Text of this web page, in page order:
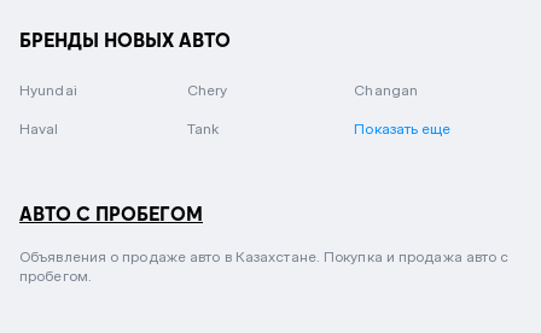
БРЕНДЫ НОВЫХ АВТО
Hyundai Chery Changan
Haval Tank Показать еще
АВТО С ПРОБЕГОМ
Объявления о продаже авто в Казахстане. Покупка и продажа авто с
пробегом.